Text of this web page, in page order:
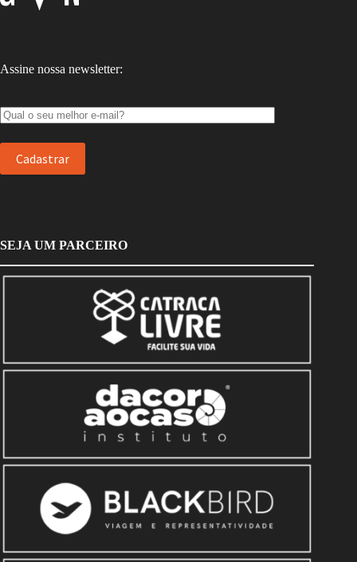
Assine nossa newsletter:
SEJA UM PARCEIRO